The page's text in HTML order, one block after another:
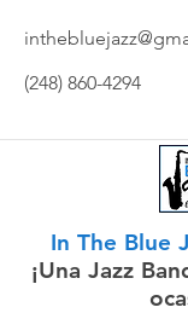
(248) 860-4294
In The Blue
¡Una Jazz